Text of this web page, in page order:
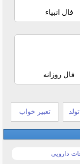
فال انبیاء
فال روزانه
تعبیر خواب
دارویی